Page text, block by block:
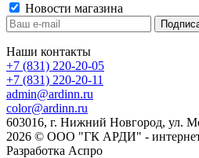
Новости магазина
Наши контакты
+7 (831) 220-20-05
+7 (831) 220-20-11
admin@ardinn.ru
color@ardinn.ru
603016, г. Нижний Новгород, ул.
2026 © ООО "ГК АРДИ" -
Разработка Аспро